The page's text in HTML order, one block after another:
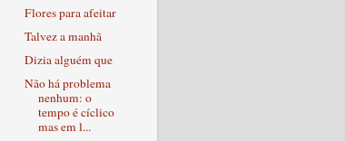
Flores para afeitar
Talvez a manhã
Dizia alguém que
Não há problema
nenhum: o
tempo é cíclico
mas em l...